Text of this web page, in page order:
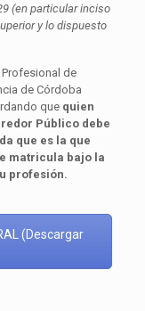
(en particular inciso
y lo dispuesto
de
de Córdoba
que quien
Público debe
que es la que
matricula bajo la
profesión.
(Descargar